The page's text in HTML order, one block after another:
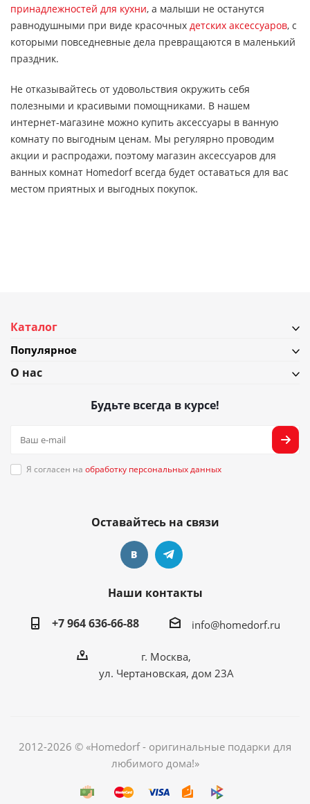
принадлежностей для кухни, а малыши не останутся
равнодушными при виде красочных детских аксессуаров, с
которыми повседневные дела превращаются в маленький
праздник.
Не отказывайтесь от удовольствия окружить себя
полезными и красивыми помощниками. В нашем
интернет-магазине можно купить аксессуары в ванную
комнату по выгодным ценам. Мы регулярно проводим
акции и распродажи, поэтому магазин аксессуаров для
ванных комнат Homedorf всегда будет оставаться для вас
местом приятных и выгодных покупок.
Каталог
Популярное
О нас
Будьте всегда в курсе!
Я согласен на обработку персональных данных
Оставайтесь на связи
Наши контакты
+7 964 636-66-88
info@homedorf.ru
г. Москва,
ул. Чертановская, дом 23А
2012-2026 © «Homedorf - оригинальные подарки для
любимого дома!»